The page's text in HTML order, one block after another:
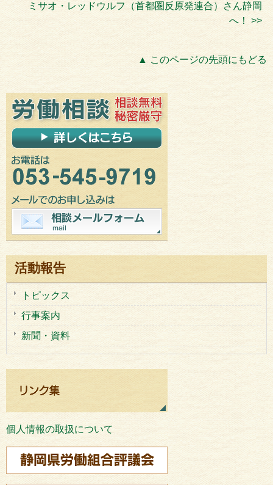
ミサオ・レッドウルフ（首都圏反原発連合）さん静岡
へ！ >>
▲ このページの先頭にもどる
活動報告
トピックス
行事案内
新聞・資料
個人情報の取扱について